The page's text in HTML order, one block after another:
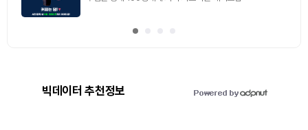
빅데이터 추천정보